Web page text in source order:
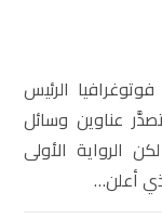
الرئيس التشيكي مصوراً لسباق الفورمولا1 فوتوغرافيا الرئيس
الفورمولا1 الخبر تصدَّر عناوين وسائل
الرواية الأولى
أعلن…